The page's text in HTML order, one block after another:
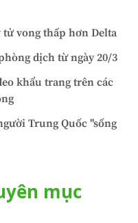
tử vong thấp hơn Delta
dịch từ ngày 20/3
khẩu trang trên các
Trung Quốc "sống
mục